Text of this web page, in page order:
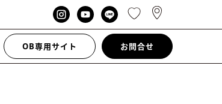
OB専用サイト お問合せ